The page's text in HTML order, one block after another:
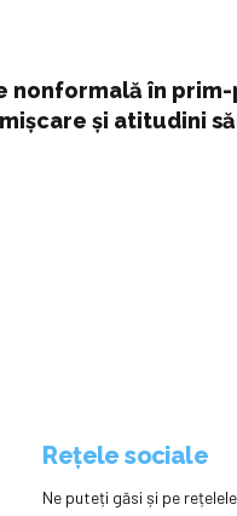
nonformală în
și atitudini
Rețele sociale
Ne puteți găsi și pe